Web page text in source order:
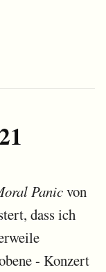
Panicvon
dass ich
- Konzert